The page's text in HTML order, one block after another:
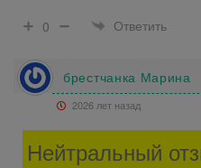
0
Ответить
брестчанка Марина
2026 лет назад
Нейтральный